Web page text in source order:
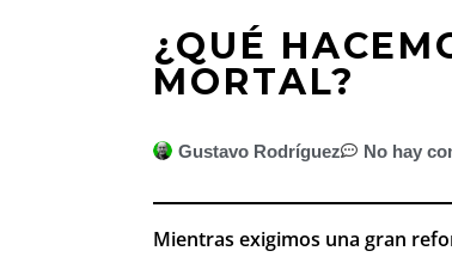
¿QUÉ
MORTAL?
Gustavo Rodríguez No hay
Mientras exigimos una gran